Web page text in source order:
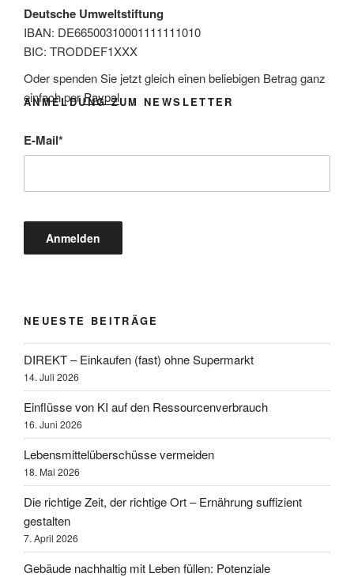
Deutsche Umweltstiftung
IBAN: DE66500310001111111010
BIC: TRODDEF1XXX
Oder spenden Sie jetzt gleich einen beliebigen Betrag ganz
einfach perPaypal.
ANMELDUNG ZUM NEWSLETTER
E-Mail*
NEUESTE BEITRÄGE
DIREKT – Einkaufen (fast) ohne Supermarkt
14. Juli 2026
Einflüsse von KI auf den Ressourcenverbrauch
16. Juni 2026
Lebensmittelüberschüsse vermeiden
18. Mai 2026
Die richtige Zeit, der richtige Ort – Ernährung suffizient
gestalten
7. April 2026
Gebäude nachhaltig mit Leben füllen: Potenziale